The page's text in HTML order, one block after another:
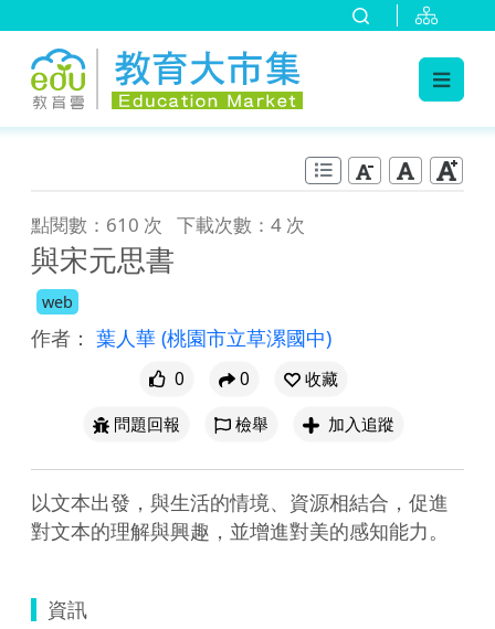
點閱數：610 次 下載次數：4 次
與宋元思書
web
作者： 葉人華 (桃園市立草漯國中)
0 0
收藏
問題回報
檢舉 加入追蹤
以文本出發，與生活的情境、資源相結合，促進
對文本的理解與興趣，並增進對美的感知能力。
資訊